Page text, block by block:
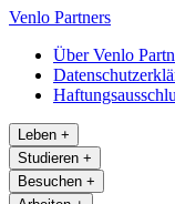
Venlo Partners
Über Venlo
Leben +
Studieren +
Besuchen +